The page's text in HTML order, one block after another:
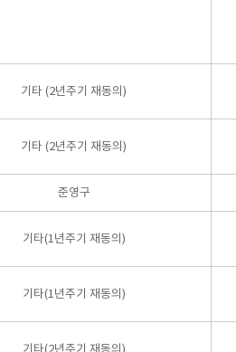
기타 (2년주기 재동의)
기타 (2년주기 재동의)
준영구
기타(1년주기 재동의)
기타(1년주기 재동의)
기타(2년주기 재동의)